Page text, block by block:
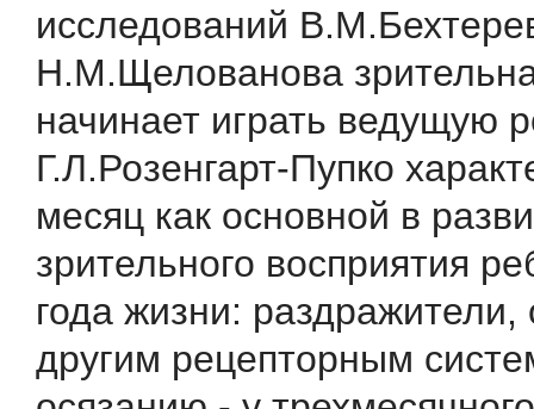
исследований
Н.М.Щелованова
начи­нает играть ведущую
Г.Л.Розенгарт-Пупко
ме­сяц как основной в
зрительного восприятия
года жизни: раздражители,
другим рецепторным